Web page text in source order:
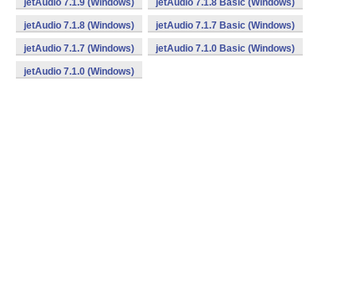
jetAudio 7.1.9 (Windows) jetAudio 7.1.8 Basic (Windows)
jetAudio 7.1.8 (Windows) jetAudio 7.1.7 Basic (Windows)
jetAudio 7.1.7 (Windows) jetAudio 7.1.0 Basic (Windows)
jetAudio 7.1.0 (Windows)